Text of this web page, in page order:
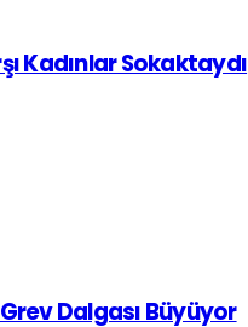
Kadınlar Sokaktaydı
Dalgası Büyüyor